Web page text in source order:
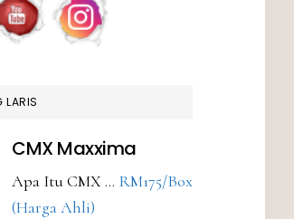
LARIS
CMX Maxxima
Apa Itu CMX … RM175/Box
(Harga Ahli)